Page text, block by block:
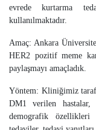
evrede kurtarma
kullanılmaktadır.
Amaç: Ankara
HER2 pozitif meme
paylaşmayı amaçladık.
Yöntem: Kliniğimiz
DM1 verilen hastalar,
demografik